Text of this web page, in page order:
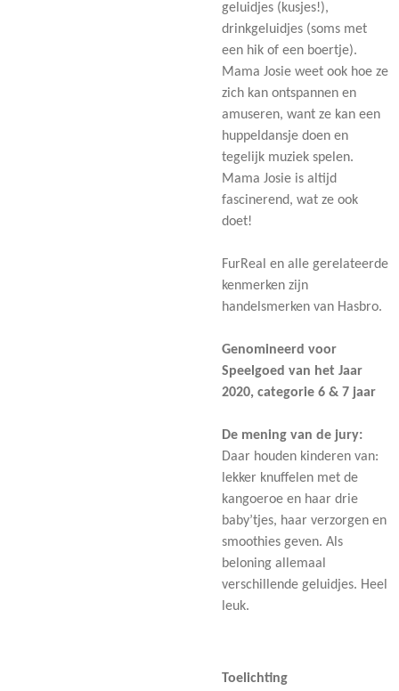
geluidjes (kusjes!),
drinkgeluidjes (soms met
een hik of een boertje).
Mama Josie weet ook hoe ze
zich kan ontspannen en
amuseren, want ze kan een
huppeldansje doen en
tegelijk muziek spelen.
Mama Josie is altijd
fascinerend, wat ze ook
doet!
FurReal en alle gerelateerde
kenmerken zijn
handelsmerken van Hasbro.
Genomineerd voor
Speelgoed van het Jaar
2020, categorie 6 & 7 jaar
De mening van de jury:
Daar houden kinderen van:
lekker knuffelen met de
kangoeroe en haar drie
baby’tjes, haar verzorgen en
smoothies geven. Als
beloning allemaal
verschillende geluidjes. Heel
leuk.
Toelichting